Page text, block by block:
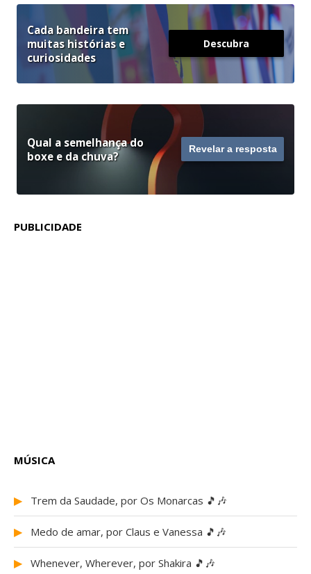
Cada bandeira tem
muitas histórias e
curiosidades
Descubra
Qual a semelhança do
boxe e da chuva?
Revelar a resposta
PUBLICIDADE
MÚSICA
▶ Trem da Saudade, por Os Monarcas 🎵🎶
▶ Medo de amar, por Claus e Vanessa 🎵🎶
▶ Whenever, Wherever, por Shakira 🎵🎶